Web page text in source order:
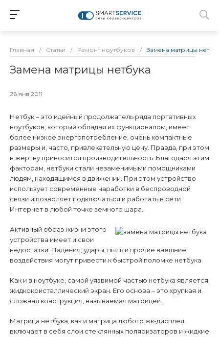
Главная / Статьи / Ремонт ноутбуков / Замена матрицы
Замена матрицы нетбука
26 янв 2011
Нетбук – это идейный продолжатель ряда портативных
ноутбуков, который обладая их функционалом, имеет
более низкое энергопотребление, очень компактные
размеры и, часто, привлекательную цену. Правда, при этом
в жертву приносится производительность. Благодаря этим
факторам, нетбуки стали незаменимыми помощниками
людям, находящимся в движении. При этом устройство
использует современные наработки в беспроводной
связи и позволяет подключаться и работать в сети
Интернет в любой точке земного шара.
Активный образ жизни этого
устройства имеет и свои
недостатки. Падения, удары, пыль и прочие внешние
воздействия могут привести к быстрой поломке нетбука.
Как и в ноутбуке, самой уязвимой частью нетбука является
жидкокристаллический экран. Его основа – это хрупкая и
сложная конструкция, называемая матрицей.
Матрица нетбука, как и матрица любого жк-дисплея,
включает в себя слои стеклянных поляризаторов и жидкие